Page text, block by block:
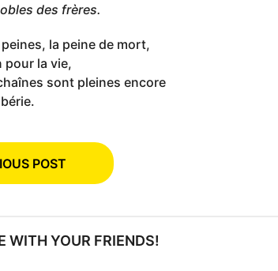
des frères.
la peine de mort,
pour la vie,
sont pleines encore
POST
WITH YOUR FRIENDS!